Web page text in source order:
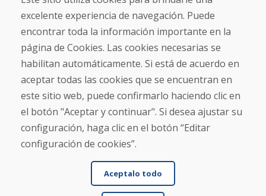
Compra
Tienda electrónica
Envío y pago
NORMAS DE RECLAMACIÓN
Devolución y cambio de mercancías
Política de privacidad
Cookies
excelente experiencia de navegación. Puede
encontrar toda la información importante en la
página de Cookies. Las cookies necesarias se
habilitan automáticamente. Si está de acuerdo en
aceptar todas las cookies que se encuentran en
este sitio web, puede confirmarlo haciendo clic en
el botón "Aceptar y continuar". Si desea ajustar su
configuración, haga clic en el botón “Editar
configuración de cookies”.
Aceptalo todo